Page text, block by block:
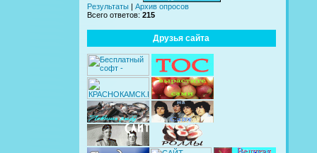
Результаты
Архив опросов
Всего ответов: 215
Друзья сайта